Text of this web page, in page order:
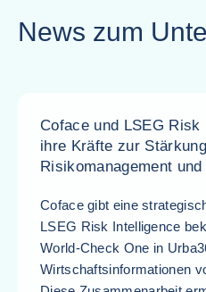
News zum
Coface und LSEG
ihre Kräfte zur
Risikomanagement
Coface gibt eine
LSEG Risk Intelligence
World-Check One in
Wirtschaftsinformationen